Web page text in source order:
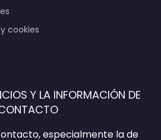
cookies
Y LA INFORMACIÓN DE
especialmente la de